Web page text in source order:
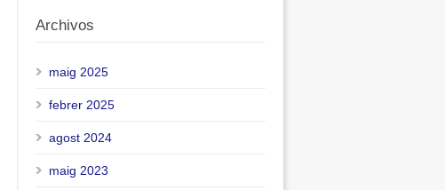
Archivos
maig 2025
febrer 2025
agost 2024
maig 2023